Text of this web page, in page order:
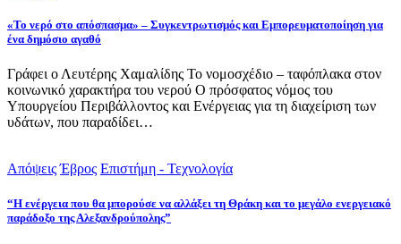
«Το νερό στο απόσπασμα» – Συγκεντρωτισμός και Εμπορευματοποίηση για
ένα δημόσιο αγαθό
Γράφει ο Λευτέρης Χαμαλίδης Το νομοσχέδιο – ταφόπλακα στον
κοινωνικό χαρακτήρα του νερού Ο πρόσφατος νόμος του
Υπουργείου Περιβάλλοντος και Ενέργειας για τη διαχείριση των
υδάτων, που παραδίδει…
Απόψεις Έβρος Επιστήμη - Τεχνολογία
“Η ενέργεια που θα μπορούσε να αλλάξει τη Θράκη και το μεγάλο ενεργειακό
παράδοξο της Αλεξανδρούπολης”